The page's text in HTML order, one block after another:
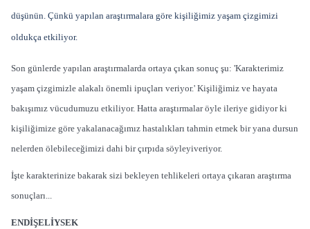
düşünün. Çünkü yapılan araştırmalara göre kişiliğimiz yaşam çizgimizi
oldukça etkiliyor.
Son günlerde yapılan araştırmalarda ortaya çıkan sonuç şu: 'Karakterimiz
yaşam çizgimizle alakalı önemli ipuçları veriyor.' Kişiliğimiz ve hayata
bakışımız vücudumuzu etkiliyor. Hatta araştırmalar öyle ileriye gidiyor ki
kişiliğimize göre yakalanacağımız hastalıkları tahmin etmek bir yana dursun
nelerden ölebileceğimizi dahi bir çırpıda söyleyiveriyor.
İşte karakterinize bakarak sizi bekleyen tehlikeleri ortaya çıkaran araştırma
sonuçları...
ENDİŞELİYSEK